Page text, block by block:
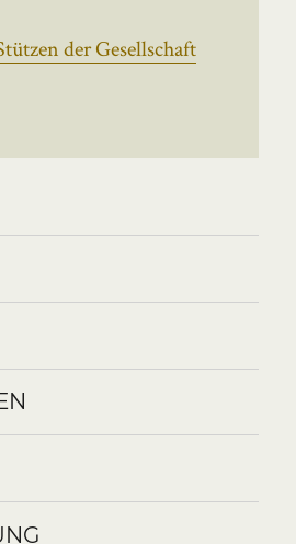
der Gesellschaft